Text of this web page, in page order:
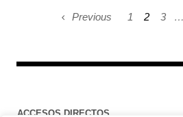
Previous 1 2 3 …
ACCESOS DIRECTOS